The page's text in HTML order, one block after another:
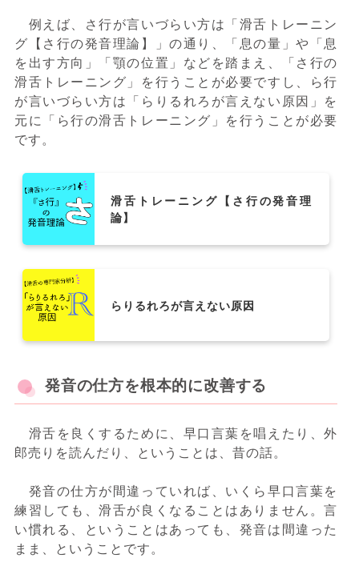
例えば、さ行が言いづらい方は「滑舌トレーニン
グ【さ行の発音理論】」の通り、「息の量」や「息
を出す方向」「顎の位置」などを踏まえ、「さ行の
滑舌トレーニング」を行うことが必要ですし、ら行
が言いづらい方は「らりるれろが言えない原因」を
元に「ら行の滑舌トレーニング」を行うことが必要
です。
滑舌トレーニング【さ行の発音理
論】
らりるれろが言えない原因
発音の仕方を根本的に改善する
滑舌を良くするために、早口言葉を唱えたり、外
郎売りを読んだり、ということは、昔の話。
発音の仕方が間違っていれば、いくら早口言葉を
練習しても、滑舌が良くなることはありません。言
い慣れる、ということはあっても、発音は間違った
まま、ということです。